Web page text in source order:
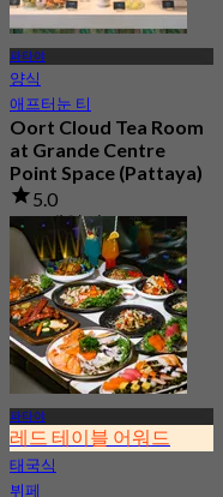
파타야
양식
애프터눈 티
Oort Cloud Tea Room
at Grande Centre
Point Space (Pattaya)
5.0
235 예약됨
에서฿ 499.5
파타야
레드 테이블 어워드
태국식
뷔페